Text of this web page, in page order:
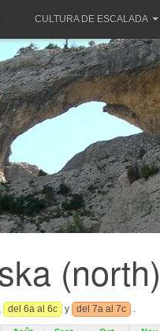
CULTURA DE ESCALADA
(north)
, del 6a al 6c y del 7a al 7c .